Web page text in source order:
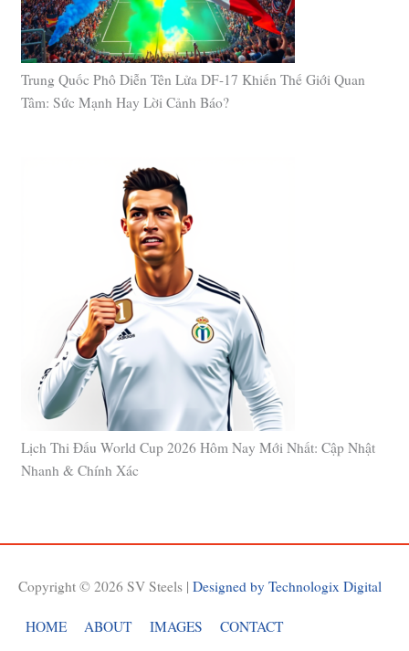
Trung Quốc Phô Diễn Tên Lửa DF-17 Khiến Thế Giới Quan
Tâm: Sức Mạnh Hay Lời Cảnh Báo?
Lịch Thi Đấu World Cup 2026 Hôm Nay Mới Nhất: Cập Nhật
Nhanh & Chính Xác
Copyright © 2026 SV Steels | Designed by Technologix Digital
HOME ABOUT IMAGES CONTACT